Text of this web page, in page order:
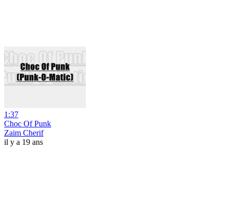
1:37
Choc Of Punk
Zaim Cherif
il y a 19 ans